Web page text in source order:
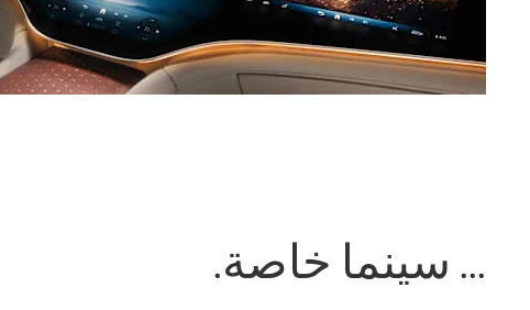
... سينما خاصة.